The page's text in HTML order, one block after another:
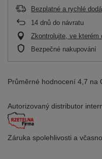
Bezplatné a rychlé
14 dnů do návratu
Zkontrolujte, ve kterém
Bezpečné nakupování
Průměrné hodnocení 4,7 na
Autorizovaný distributor
Záruka spolehlivosti a